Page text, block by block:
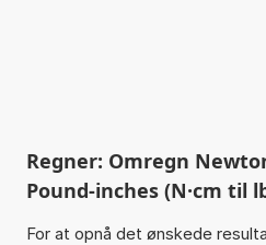
Regner: Omregn
Pound-inches (N·cm til
For at opnå det ønskede